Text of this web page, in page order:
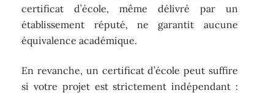
certificat d’école, même délivré par un
établissement réputé, ne garantit aucune
équivalence académique.
En revanche, un certificat d’école peut suffire
si votre projet est strictement indépendant :